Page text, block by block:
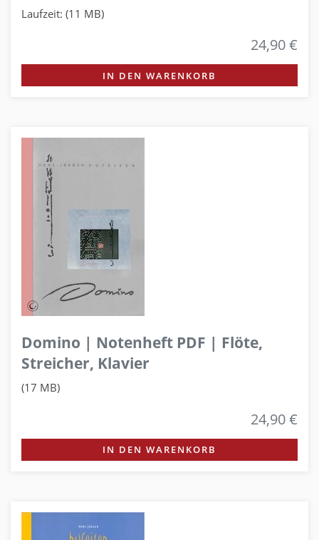
Laufzeit: (11 MB)
24,90 €
IN DEN WARENKORB
Domino | Notenheft PDF | Flöte,
Streicher, Klavier
(17 MB)
24,90 €
IN DEN WARENKORB